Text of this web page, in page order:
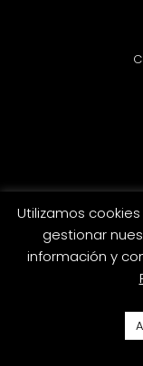
Utilizamos
gestionar
información y